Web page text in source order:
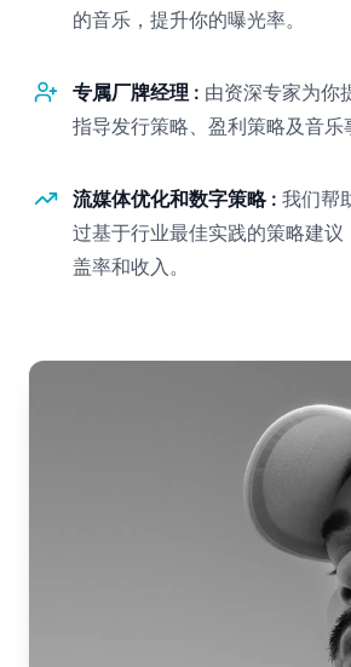
的音乐，提升你的曝光率。
专属厂牌经理 : 由资深专家为你
指导发行策略、盈利策略及音乐
流媒体优化和数字策略 : 我们帮
过基于行业最佳实践的策略建
盖率和收入。